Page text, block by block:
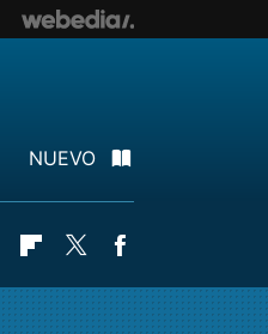
NUEVO
Flipboard
Twitter